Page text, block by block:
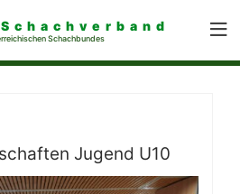
Schachbundes
Jugend U10